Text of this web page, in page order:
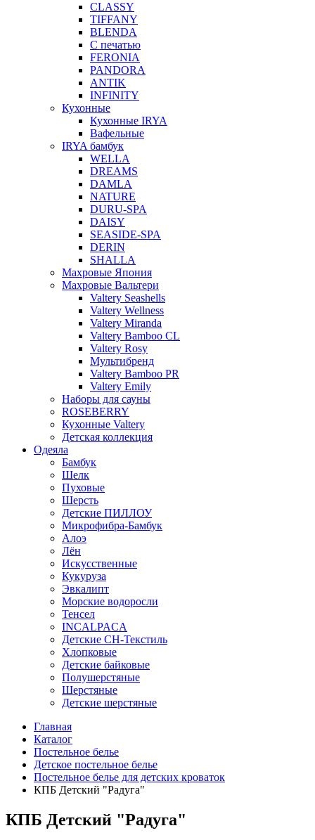
CLASSY
TIFFANY
BLENDA
С печатью
FERONIA
PANDORA
ANTIK
INFINITY
Кухонные
Кухонные IRYA
Вафельные
IRYA бамбук
WELLA
DREAMS
DAMLA
NATURE
DURU-SPA
DAISY
SEASIDE-SPA
DERIN
SHALLA
Махровые Япония
Махровые Вальтери
Valtery Seashells
Valtery Wellness
Valtery Miranda
Valtery Bamboo CL
Valtery Rosy
Мультибренд
Valtery Bamboo PR
Valtery Emily
Наборы для сауны
ROSEBERRY
Кухонные Valtery
Детская коллекция
Одеяла
Бамбук
Шелк
Пуховые
Шерсть
Детские ПИЛЛОУ
Микрофибра-Бамбук
Алоэ
Лён
Искусственные
Кукуруза
Эвкалипт
Морские водоросли
Тенсел
INCALPACA
Детские СН-Текстиль
Хлопковые
Детские байковые
Полушерстяные
Шерстяные
Детские шерстяные
Главная
Каталог
Постельное белье
Детское постельное белье
Постельное белье для детских кроваток
КПБ Детский "Радуга"
КПБ Детский "Радуга"